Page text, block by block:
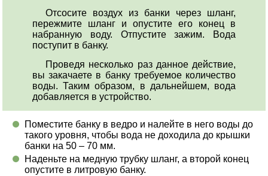
Отсосите воздух из банки через шланг,
пережмите шланг и опустите его конец в
набранную воду. Отпустите зажим. Вода
поступит в банку.
Проведя несколько раз данное действие,
вы закачаете в банку требуемое количество
воды. Таким образом, в дальнейшем, вода
добавляется в устройство.
Поместите банку в ведро и налейте в него воды до
такого уровня, чтобы вода не доходила до крышки
банки на 50 – 70 мм.
Наденьте на медную трубку шланг, а второй конец
опустите в литровую банку.